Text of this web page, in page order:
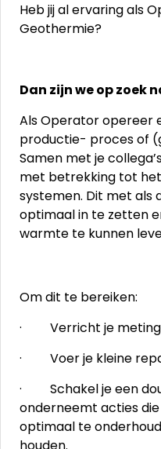
Heb jij al ervaring als
Geothermie?
Dan zijn we op zoek
Als Operator opereer
productie- proces of
Samen met je
met betrekking tot
systemen. Dit met als
optimaal in te zetten
warmte te kunnen
Om dit te bereiken:
· Verricht je
· Voer je kleine
· Schakel je een
onderneemt acties
optimaal te